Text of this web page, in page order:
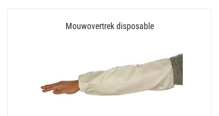
Mouwovertrek disposable